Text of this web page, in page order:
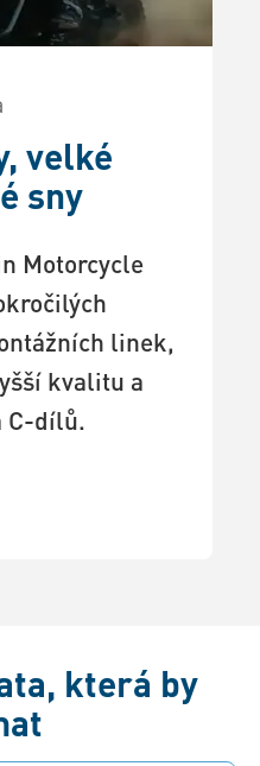
velké
sny
Motorcycle
linek,
kvalitu a
C-dílů.
která by